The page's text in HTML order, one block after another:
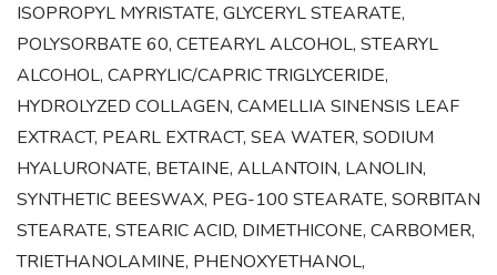
ISOPROPYL MYRISTATE, GLYCERYL STEARATE,
POLYSORBATE 60, CETEARYL ALCOHOL, STEARYL
ALCOHOL, CAPRYLIC/CAPRIC TRIGLYCERIDE,
HYDROLYZED COLLAGEN, CAMELLIA SINENSIS LEAF
EXTRACT, PEARL EXTRACT, SEA WATER, SODIUM
HYALURONATE, BETAINE, ALLANTOIN, LANOLIN,
SYNTHETIC BEESWAX, PEG-100 STEARATE, SORBITAN
STEARATE, STEARIC ACID, DIMETHICONE, CARBOMER,
TRIETHANOLAMINE, PHENOXYETHANOL,